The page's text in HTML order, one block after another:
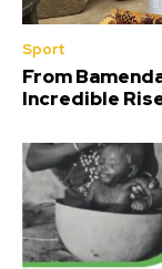
Sport
From
Incredible